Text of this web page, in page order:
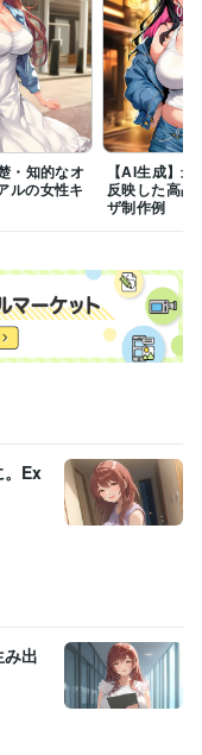
2014年
年
年
ル開発
ザ 流行服
年2月
・知的なオ
ルの女性キ
【AI生成】
反映した高品
ザ制作例
。Ex
出